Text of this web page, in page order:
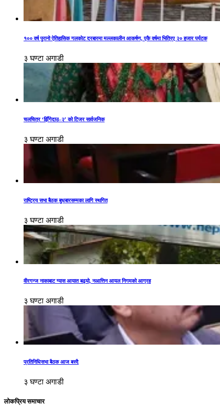
१०० वर्ष पुरानो ऐतिहासिक गलकोट दरबारमा मल्लकालीन आकर्षण, एकै वर्षमा भित्रिए २० हजार पर्यटक
३ घण्टा अगाडी
चलचित्र ‘झिँगेदाउ–२’ को टिजर सार्वजनिक
३ घण्टा अगाडी
राष्ट्रिय सभा बैठक बुधबारसम्मका लागि स्थगित
३ घण्टा अगाडी
वीरगन्ज नाकाबाट ग्यास आयात बढ्यो, नआत्तिन आयल निगमको आग्रह
३ घण्टा अगाडी
प्रतिनिधिसभा बैठक आज बस्दै
३ घण्टा अगाडी
लोकप्रिय समाचार